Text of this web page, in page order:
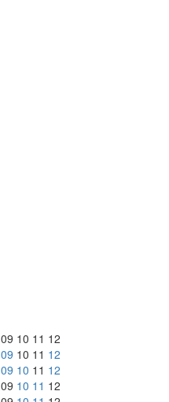
09 10 11 12
09 10 11 12
09 10 11 12
09 10 11 12